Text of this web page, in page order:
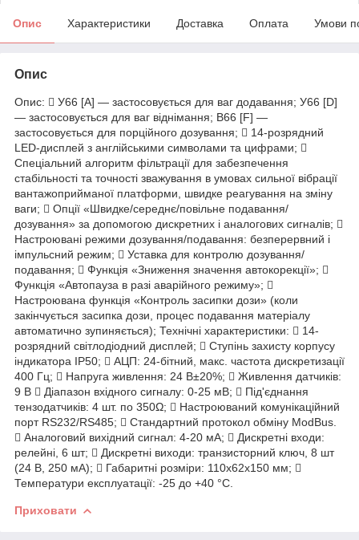
Опис Характеристики Доставка Оплата Умови
Опис
Опис:  У66 [A] — застосовується для ваг додавання; У66 [D]
— застосовується для ваг віднімання; В66 [F] —
застосовується для порційного дозування;  14-розрядний
LED-дисплей з англійськими символами та цифрами; 
Спеціальний алгоритм фільтрації для забезпечення
стабільності та точності зважування в умовах сильної вібрації
вантажоприйманої платформи, швидке реагування на зміну
ваги;  Опції «Швидке/середнє/повільне подавання/
дозування» за допомогою дискретних і аналогових сигналів; 
Настроювані режими дозування/подавання: безперервний і
імпульсний режим;  Уставка для контролю дозування/
подавання;  Функція «Зниження значення автокорекції»; 
Функція «Автопауза в разі аварійного режиму»; 
Настроювана функція «Контроль засипки дози» (коли
закінчується засипка дози, процес подавання матеріалу
автоматично зупиняється); Технічні характеристики:  14-
розрядний світлодіодний дисплей;  Ступінь захисту корпусу
індикатора IP50;  АЦП: 24-бітний, макс. частота дискретизації
400 Гц;  Напруга живлення: 24 В±20%;  Живлення датчиків:
9 В  Діапазон вхідного сигналу: 0-25 мВ;  Під'єднання
тензодатчиків: 4 шт. по 350Ω;  Настроюваний комунікаційний
порт RS232/RS485;  Стандартний протокол обміну ModBus.
 Аналоговий вихідний сигнал: 4-20 мА;  Дискретні входи:
релейні, 6 шт;  Дискретні виходи: транзисторний ключ, 8 шт
(24 В, 250 мА);  Габаритні розміри: 110х62х150 мм; 
Температури експлуатації: -25 до +40 °C.
Приховати